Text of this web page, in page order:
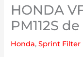
HONDA
PM112S
Honda,Sprint Filter